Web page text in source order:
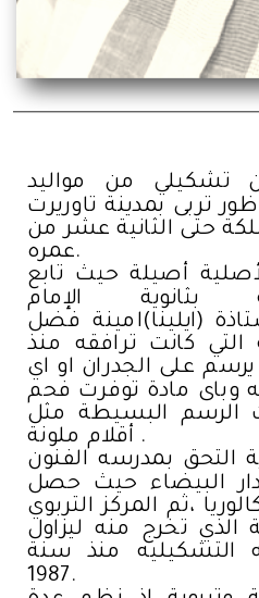
تشكيلي من مواليد
الناظور تربى بمدينة تاوريرت
حتى الثانية عشر من
عمره.
أصيلة حيث تابع
بثانوية الإمام
(ايلينا)امينة فضل
كانت ترافقه منذ
على الجدران او اي
وباى مادة توفرت فحم
الرسم البسيطة مثل
أقلام ملونة .
التحق بمدرسه الفنون
البيضاء حيث حصل
،ثم المركز التربوي
الذي تخرج منه ليزاول
التشكيليه منذ سنة
1987.